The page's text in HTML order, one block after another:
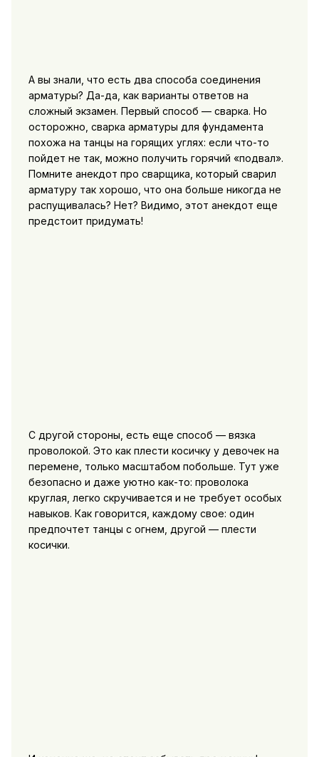
А вы знали, что есть два способа соединения
арматуры? Да-да, как варианты ответов на
сложный экзамен. Первый способ — сварка. Но
осторожно, сварка арматуры для фундамента
похожа на танцы на горящих углях: если что-то
пойдет не так, можно получить горячий «подвал».
Помните анекдот про сварщика, который сварил
арматуру так хорошо, что она больше никогда не
распущивалась? Нет? Видимо, этот анекдот еще
предстоит придумать!
С другой стороны, есть еще способ — вязка
проволокой. Это как плести косичку у девочек на
перемене, только масштабом побольше. Тут уже
безопасно и даже уютно как-то: проволока
круглая, легко скручивается и не требует особых
навыков. Как говорится, каждому свое: один
предпочтет танцы с огнем, другой — плести
косички.